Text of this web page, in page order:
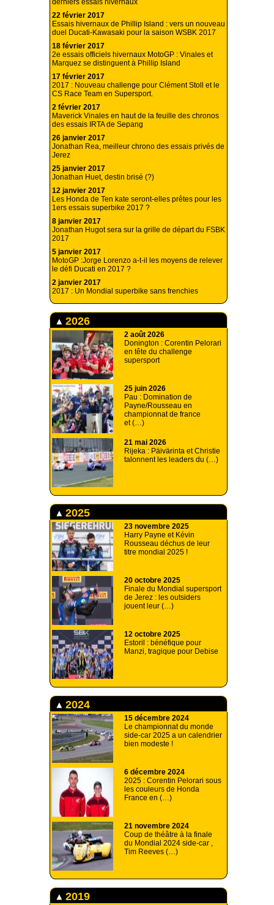
derniers essais hivernaux
22 février 2017
Essais hivernaux de Phillip Island : vers un nouveau
duel Ducati-Kawasaki pour la saison WSBK 2017
18 février 2017
2e essais officiels hivernaux MotoGP : Vinales et
Marquez se distinguent à Phillip Island
17 février 2017
2017 : Nouveau challenge pour Clément Stoll et le
CS Race Team en Supersport.
2 février 2017
Maverick Vinales en haut de la feuille des chronos
des essais IRTA de Sepang
26 janvier 2017
Jonathan Rea, meilleur chrono des essais privés de
Jerez
25 janvier 2017
Jonathan Huet, destin brisé (?)
12 janvier 2017
Les Honda de Ten kate seront-elles prêtes pour les
1ers essais superbike 2017 ?
8 janvier 2017
Jonathan Hugot sera sur la grille de départ du FSBK
2017
5 janvier 2017
MotoGP :Jorge Lorenzo a-t-il les moyens de relever
le défi Ducati en 2017 ?
2 janvier 2017
2017 : Un Mondial superbike sans frenchies
2026
2 août 2026
Donington : Corentin Pelorari
en tête du challenge
supersport
25 juin 2026
Pau : Domination de
Payne/Rousseau en
championnat de france
et (…)
21 mai 2026
Rijeka : Päivärinta et Christie
talonnent les leaders du (…)
2025
23 novembre 2025
Harry Payne et Kévin
Rousseau déchus de leur
titre mondial 2025 !
20 octobre 2025
Finale du Mondial supersport
de Jerez : les outsiders
jouent leur (…)
12 octobre 2025
Estoril : bénéfique pour
Manzi, tragique pour Debise
2024
15 décembre 2024
Le championnat du monde
side-car 2025 a un calendrier
bien modeste !
6 décembre 2024
2025 : Corentin Pelorari sous
les couleurs de Honda
France en (…)
21 novembre 2024
Coup de théâtre à la finale
du Mondial 2024 side-car ,
Tim Reeves (…)
2019